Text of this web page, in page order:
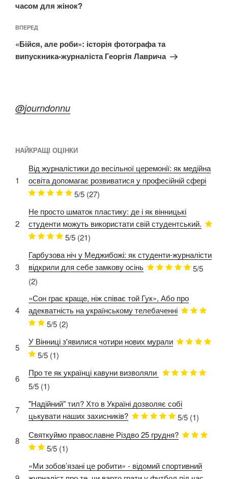
часом для жінок?
Наступний
запис
ВПЕРЕД
«Бійся, але роби»: історія фотографа та
випускника-журналіста Георгія Лаврича
@journdonnu
НАЙКРАЩІ ОЦІНКИ
1
Від журналістики до весільної церемонії: як медійна
освіта допомагає розвиватися у професійній сфері
5/5 (27)
2
Не просто шматок пластику: де і як вінницькі
студенти можуть використати свій студентський.
5/5 (21)
3
Гарбузова ніч у Меджибожі: як студенти-журналісти
відкрили для себе замкову осінь
5/5
(2)
4
«Сон грає краще, ніж співає той Гук», Або про
адекватність на українському телебаченні
5/5 (2)
5
У Вінниці з'явилися чотири нових мурали
5/5 (1)
6
Про те як українці кавуни визволяли
5/5 (1)
7
"Надійний" тил? Хто в Україні дозволяє собі
цькувати наших захисників?
5/5 (1)
8
Святкуймо православне Різдво 25 грудня?
5/5 (1)
«Ми зобов’язані це робити» - відомий спортивний